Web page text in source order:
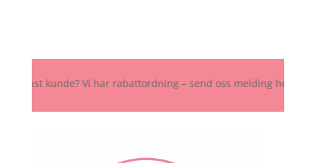
kunde? Vi har rabattordning – send oss melding her, på